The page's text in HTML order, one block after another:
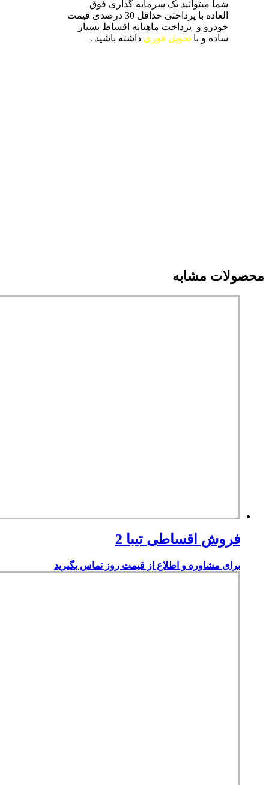
شما میتوانید یک سرمایه گذاری فوق
العاده با پرداختی حداقل 30 درصدی قیمت
خودرو و پرداخت ماهیانه اقساط بسیار
ساده و با تحویل فوری داشته باشید .
محصولات مشابه
فروش اقساطی تیبا 2
برای مشاوره و اطلاع از قیمت روز تماس بگیرید